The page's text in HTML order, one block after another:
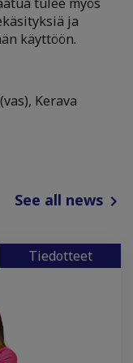
ja
käyttöön.
Kerava
See all news
Tiedotteet